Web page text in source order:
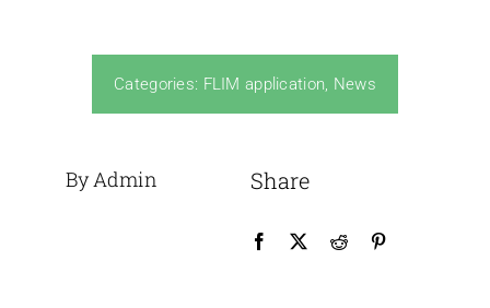
Categories: FLIM application, News
By Admin Share